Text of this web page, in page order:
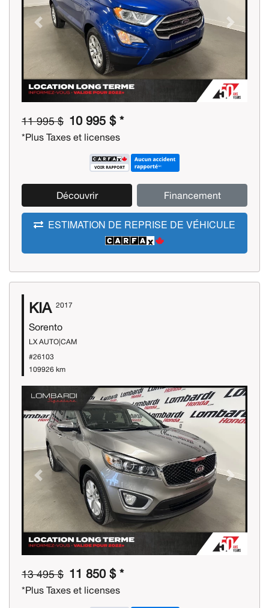
Previous Next
11 995 $ 10 995 $ *
*Plus Taxes et licenses
Découvrir Financement
ESTIMATION DE REPRISE DE VÉHICULE
KIA 2017
Sorento
LX AUTO|CAM
#26103
109926 km
Previous Next
13 495 $ 11 850 $ *
*Plus Taxes et licenses